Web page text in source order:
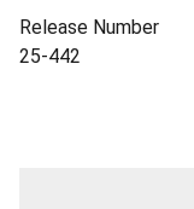
Release Number
25-442